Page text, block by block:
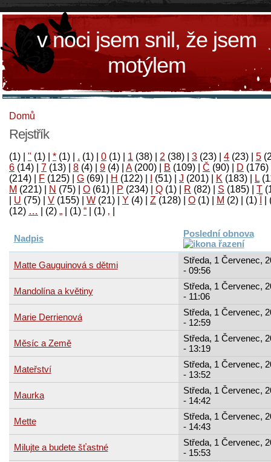
v noci jsem snil, že jsem
motýlem
Domů
Rejstřík
(1) " (1) * (1) . (1) 0 (1) 1 (38) 2 (38) 3 (23) 4 (23) 5
6 (14) 7 (13) 8 (4) 9 (4) A(200) B (109) Č (90) D (176)
(214)
F (125) G (69) H (122) (51) J (201) K (183) L
M (221) N (75) O (61) P (234) Q (1) R (82) S (185) T
U (75) V (155) W (21) Y (4) Z (128) Ο (1) М (2)
(1)
‚
(1)
“
(1)
„
(2)
…
(12)
Nadpis Poslední obnova
Matte Gauguinová s dětmi
Středa, 1 Červenec,
- 09:56
Mandolína a květiny
Středa, 1 Červenec,
- 11:06
Marie Derrienová
Středa, 1 Červenec,
- 12:59
Měsíc a Země
Středa, 1 Červenec,
- 13:19
Mateřství
Středa, 1 Červenec,
- 13:52
Maurka
Středa, 1 Červenec,
- 14:42
Mette
Středa, 1 Červenec,
- 14:43
Milujte a budete šťastné
Středa, 1 Červenec,
- 15:53